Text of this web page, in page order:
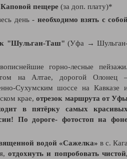
пещере (за доп. плату)*
день - необходимо взять с
"Шульган-Таш" (Уфа →
горно-лесные
на Алтае, дорогой Олонец
Сухумским шоссе на Кавказе
крае,отрезок маршрута от
в пятёрку самых
По дороге- фотостоп на
водой «Сажелка» в с.
отдохнуть и попробовать